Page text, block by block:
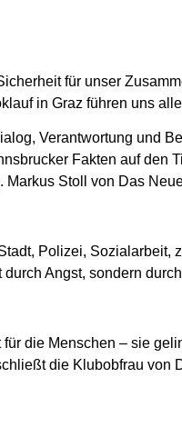
für unser
in Graz führen uns
Verantwortung und
Fakten auf
Stoll von Das
Polizei,
Angst, sondern
die Menschen – sie
die Klubobfrau von